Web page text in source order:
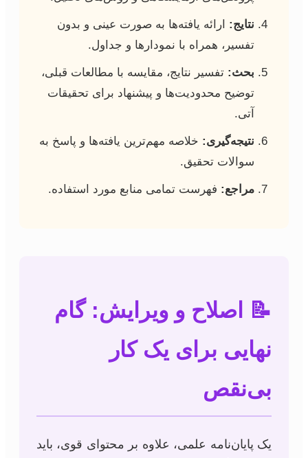
نتایج: ارائه یافته‌ها به صورت عینی و بدون
تفسیر، همراه با نمودارها و جداول.
بحث: تفسیر نتایج، مقایسه با مطالعات قبلی،
توضیح محدودیت‌ها و پیشنهاد برای تحقیقات
آتی.
نتیجه‌گیری: خلاصه مهم‌ترین یافته‌ها و پاسخ به
سوالات تحقیق.
مراجع: فهرست تمامی منابع مورد استفاده.
📝 اصلاح و ویرایش: گام
نهایی برای یک کار
بی‌نقص
یک پایان‌نامه علمی، علاوه بر محتوای قوی، باید